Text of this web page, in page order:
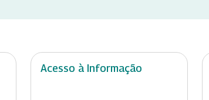
Acesso à Informação